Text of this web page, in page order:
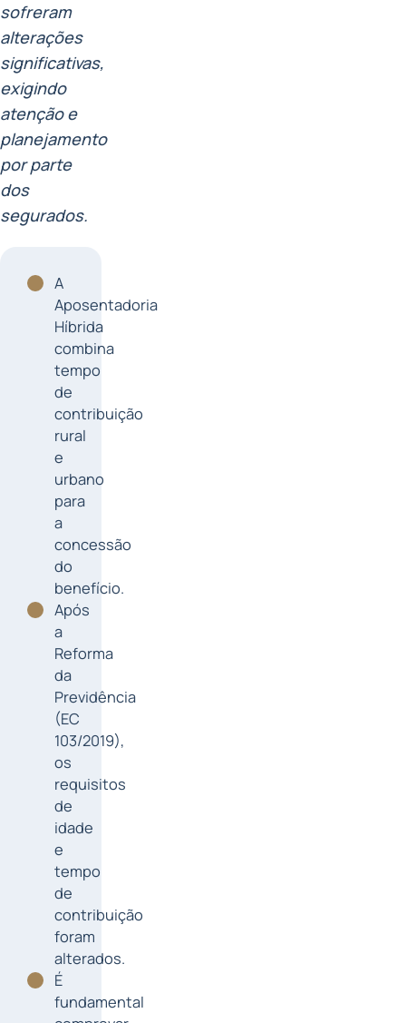
sofreram
alterações
significativas,
exigindo
atenção e
planejamento
por parte
dos
segurados.
A
Aposentadoria
Híbrida
combina
tempo
de
contribuição
rural
e
urbano
para
a
concessão
do
benefício.
Após
a
Reforma
da
Previdência
(EC
103/2019),
os
requisitos
de
idade
e
tempo
de
contribuição
foram
alterados.
É
fundamental